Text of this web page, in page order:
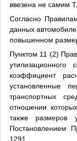
ввезена не самим
Согласно
данных
повышенном
Пунктом 11 (2)
коэффициент
установленные
транспортных
отношении
также размеров
Постановлением
1291